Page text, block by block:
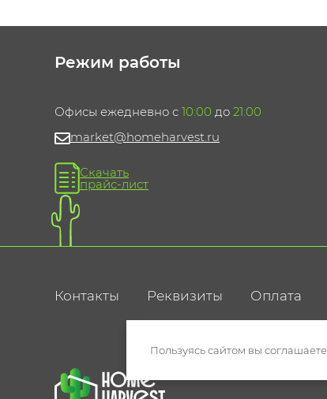
Режим работы
Офисы ежедневно с 10:00 до 21:00
market@homeharvest.ru
Скачать
прайс-лист
Контакты Реквизиты Оплата
Пользуясь сайтом вы